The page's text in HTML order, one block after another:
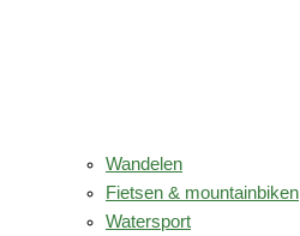
Wandelen
Fietsen & mountainbiken
Watersport